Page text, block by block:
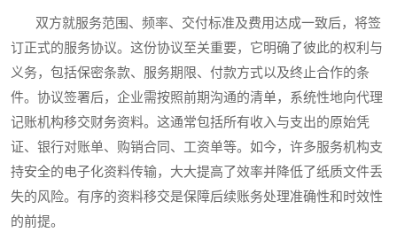
双方就服务范围、频率、交付标准及费用达成一致后，将签
订正式的服务协议。这份协议至关重要，它明确了彼此的权利与
义务，包括保密条款、服务期限、付款方式以及终止合作的条
件。协议签署后，企业需按照前期沟通的清单，系统性地向代理
记账机构移交财务资料。这通常包括所有收入与支出的原始凭
证、银行对账单、购销合同、工资单等。如今，许多服务机构支
持安全的电子化资料传输，大大提高了效率并降低了纸质文件丢
失的风险。有序的资料移交是保障后续账务处理准确性和时效性
的前提。